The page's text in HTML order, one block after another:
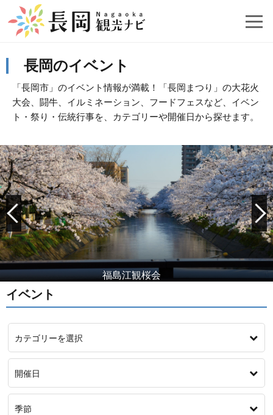
長岡のイベント
「長岡市」のイベント情報が満載！「長岡まつり」の大花火
大会、闘牛、イルミネーション、フードフェスなど、イベン
ト・祭り・伝統行事を、カテゴリーや開催日から探せます。
越後山古志「牛の角突き」大会
イベント
カテゴリーを選択
開催日
季節